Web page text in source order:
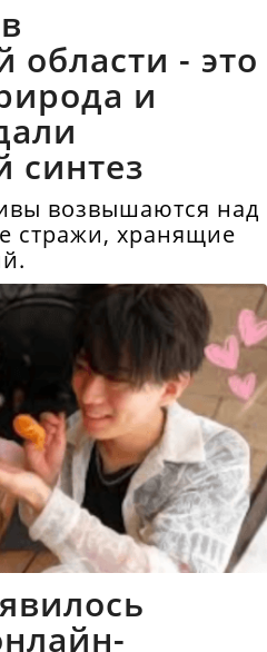
области - это
и
синтез
возвышаются над
стражи, хранящие